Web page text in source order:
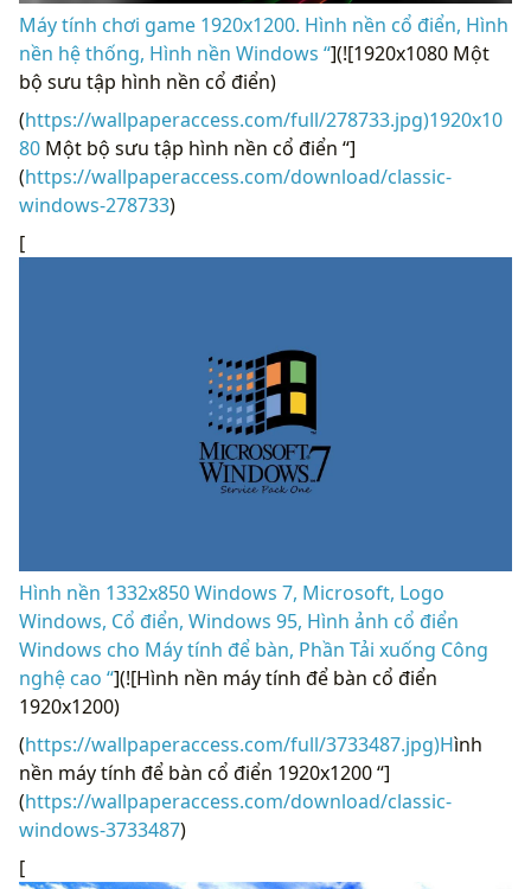
Máy tính chơi game 1920x1200. Hình nền cổ điển, Hình
nền hệ thống, Hình nền Windows “](![1920x1080 Một
bộ sưu tập hình nền cổ điển)
(https://wallpaperaccess.com/full/278733.jpg)1920x10
80 Một bộ sưu tập hình nền cổ điển “]
(https://wallpaperaccess.com/download/classic-
windows-278733)
[
Hình nền 1332x850 Windows 7, Microsoft, Logo
Windows, Cổ điển, Windows 95, Hình ảnh cổ điển
Windows cho Máy tính để bàn, Phần Tải xuống Công
nghệ cao “](![Hình nền máy tính để bàn cổ điển
1920x1200)
(https://wallpaperaccess.com/full/3733487.jpg)Hình
nền máy tính để bàn cổ điển 1920x1200 “]
(https://wallpaperaccess.com/download/classic-
windows-3733487)
[